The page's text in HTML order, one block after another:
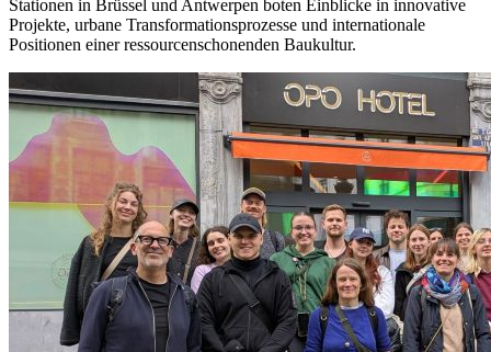
Stationen in Brüssel und Antwerpen boten Einblicke in innovative
Projekte, urbane Transformationsprozesse und internationale
Positionen einer ressourcenschonenden Baukultur.